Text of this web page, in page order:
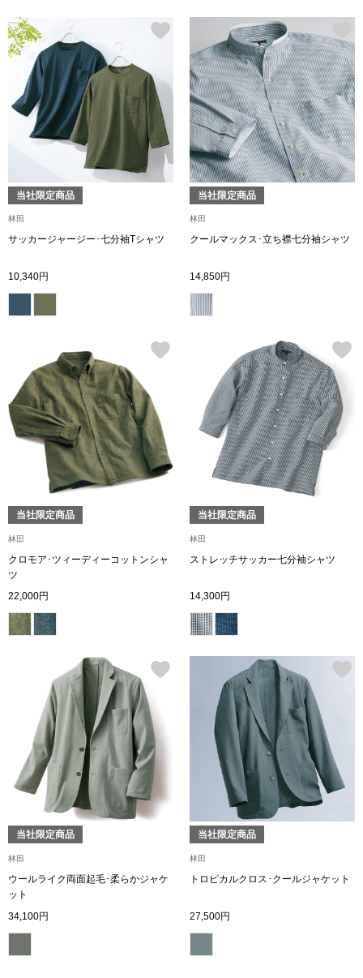
アクセサリー
ン雑貨
Miss Kyouko／ミスキョウコ
ランド
ビー すべて見る
ーブルウェア
スーツケース
その他
シューズ
スリップオン
サンダル
その他
財布／小物
財布／コイン
ウオッチ／
ウオッチ
ネックレス
当社限定商品
林田
サッカージャージー･七分袖Tシャツ
10,340円
当社限定商品
林田
クールマックス･立ち襟七分袖シャツ
14,850円
当社限定商品
林田
クロモア･ツィーディーコットンシャ
ツ
22,000円
当社限定商品
林田
ストレッチサッカー七分袖シャツ
14,300円
当社限定商品
林田
ウールライク両面起毛･柔らかジャケ
ット
34,100円
当社限定商品
林田
トロピカルクロス･クールジャケット
27,500円